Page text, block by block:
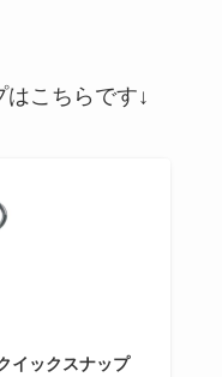
こちらです↓
イックスナップ